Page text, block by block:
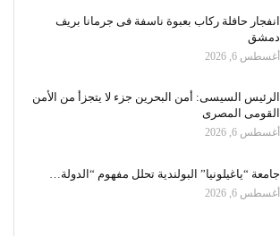
انفجار حافلة ركاب بعبوة ناسفة فى جرمانا بريف
دمشق
أغسطس 6, 2026
الرئيس السيسى: أمن البحرين جزء لا يتجزأ من الأمن
القومى المصرى
أغسطس 6, 2026
جامعة “ياغيلونيا” البولندية تحلل مفهوم “الدولة…
أغسطس 6, 2026